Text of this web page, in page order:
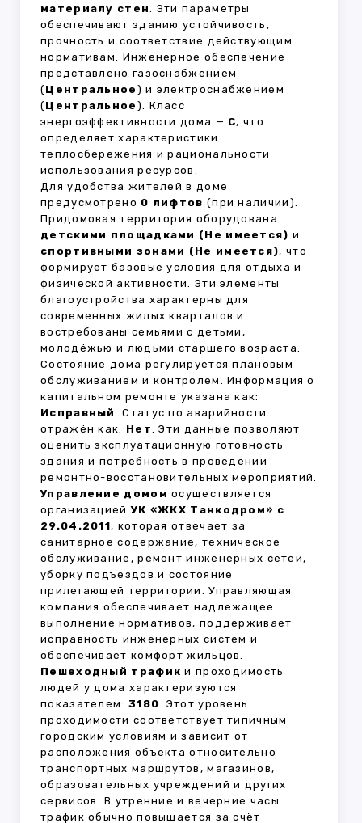
материалу стен. Эти параметры
обеспечивают зданию устойчивость,
прочность и соответствие действующим
нормативам. Инженерное обеспечение
представлено газоснабжением
(Центральное ) и электроснабжением
(Центральное ). Класс
энергоэффективности дома — C, что
определяет характеристики
теплосбережения и рациональности
использования ресурсов.
Для удобства жителей в доме
предусмотрено 0 лифтов (при наличии).
Придомовая территория оборудована
детскими площадками (Не имеется) и
спортивными зонами (Не имеется), что
формирует базовые условия для отдыха и
физической активности. Эти элементы
благоустройства характерны для
современных жилых кварталов и
востребованы семьями с детьми,
молодёжью и людьми старшего возраста.
Состояние дома регулируется плановым
обслуживанием и контролем. Информация о
капитальном ремонте указана как:
Исправный . Статус по аварийности
отражён как: Нет. Эти данные позволяют
оценить эксплуатационную готовность
здания и потребность в проведении
ремонтно-восстановительных мероприятий.
Управление домом осуществляется
организациейУК «ЖКХ Танкодром» с
29.04.2011, которая отвечает за
санитарное содержание, техническое
обслуживание, ремонт инженерных сетей,
уборку подъездов и состояние
прилегающей территории. Управляющая
компания обеспечивает надлежащее
выполнение нормативов, поддерживает
исправность инженерных систем и
обеспечивает комфорт жильцов.
Пешеходный трафик и проходимость
людей у дома характеризуются
показателем: 3180. Этот уровень
проходимости соответствует типичным
городским условиям и зависит от
расположения объекта относительно
транспортных маршрутов, магазинов,
образовательных учреждений и других
сервисов. В утренние и вечерние часы
трафик обычно повышается за счёт